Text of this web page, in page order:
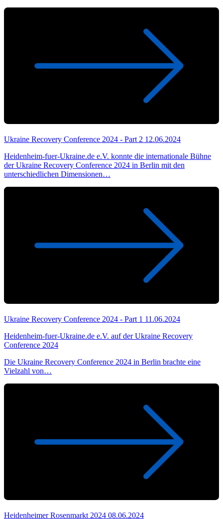
Ukraine Recovery Conference 2024 - Part 2 12.06.2024
Heidenheim-fuer-Ukraine.de e.V. konnte die internationale Bühne
der Ukraine Recovery Conference 2024 in Berlin mit den
unterschiedlichen Dimensionen…
Ukraine Recovery Conference 2024 - Part 1 11.06.2024
Heidenheim-fuer-Ukraine.de e.V. auf der Ukraine Recovery
Conference 2024
Die Ukraine Recovery Conference 2024 in Berlin brachte eine
Vielzahl von…
Heidenheimer Rosenmarkt 2024 08.06.2024